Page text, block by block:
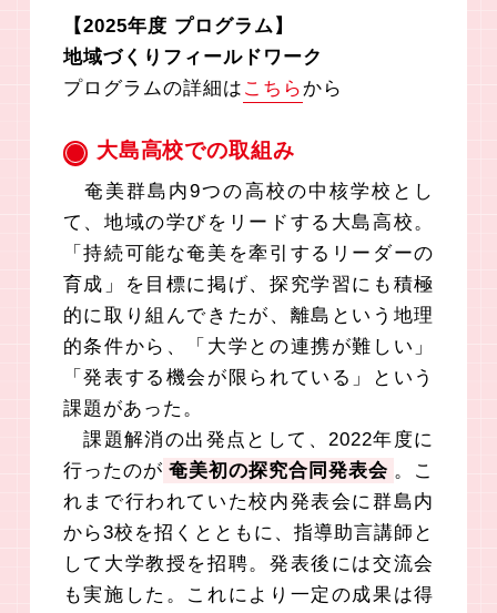
【2025年度 プログラム】
地域づくりフィールドワーク
プログラムの詳細は こちら から
大島高校での取組み
奄美群島内9つの高校の中核学校とし
て、地域の学びをリードする大島高校。
「持続可能な奄美を牽引するリーダーの
育成」を目標に掲げ、探究学習にも積極
的に取り組んできたが、離島という地理
的条件から、「大学との連携が難しい」
「発表する機会が限られている」という
課題があった。
課題解消の出発点として、2022年度に
行ったのが 奄美初の探究合同発表会 。こ
れまで行われていた校内発表会に群島内
から3校を招くとともに、指導助言講師と
して大学教授を招聘。発表後には交流会
も実施した。これにより一定の成果は得